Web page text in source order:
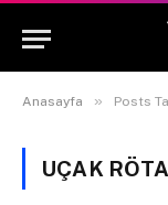
Anasayfa » Posts
UÇAK